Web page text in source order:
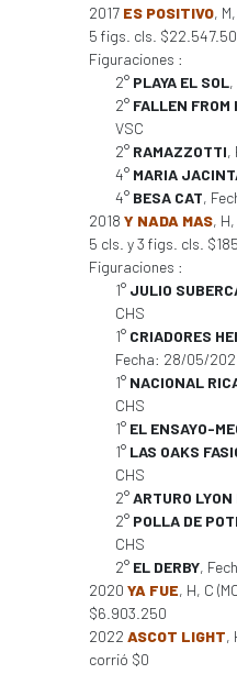
2017 ES POSITIVO,
5 figs. cls.
Figuraciones :
2° PLAYA EL SOL
2° FALLEN FROM
VSC
2° RAMAZZOTTI,
4° MARIA
4° BESA CAT,
2018 Y NADA MAS,
5 cls. y 3 figs. cls.
Figuraciones :
1° JULIO
CHS
1° CRIADORES
Fecha: 28/05/
1° NACIONAL
CHS
1° EL ENSAYO-
1° LAS OAKS
CHS
2°ARTURO LYON
2° POLLA DE
CHS
2° EL DERBY,
2020 YA FUE, H, C
$6.903.250
2022 ASCOT LIGHT,
corrió $0